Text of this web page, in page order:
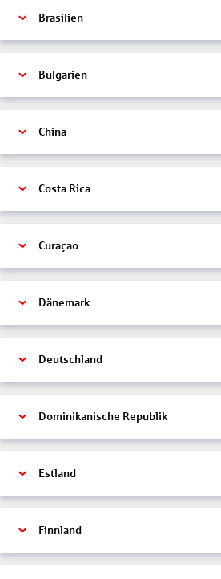
Brasilien
Bulgarien
China
Costa Rica
Curaçao
Dänemark
Deutschland
Dominikanische Republik
Estland
Finnland